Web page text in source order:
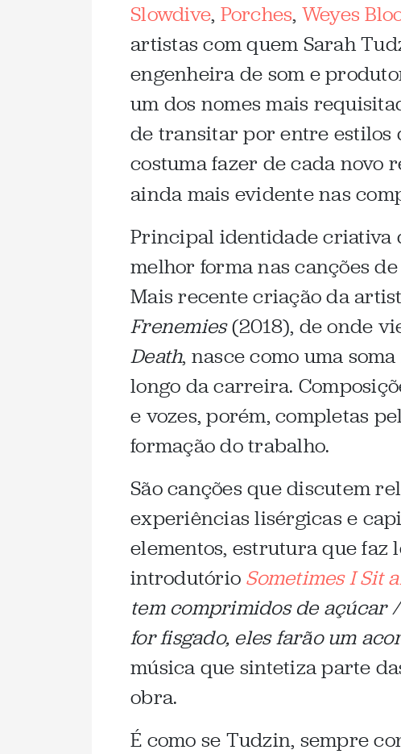
Slowdive, Porches, Weyes
artistas com quem Sarah
engenheira de som e
um dos nomes mais
de transitar por entre estilos
costuma fazer de cada novo
ainda mais evidente nas
Principal identidade criativa
melhor forma nas canções de
Mais recente criação da
Frenemies(2018), de onde
Death, nasce como uma
longo da carreira.
e vozes, porém, completas
formação do trabalho.
São canções que discutem
experiências lisérgicas e
elementos, estrutura que
introdutório Sometimes I Sit
tem comprimidos de açúcar
for fisgado, eles farão um
música que sintetiza parte
obra.
É como se Tudzin, sempre